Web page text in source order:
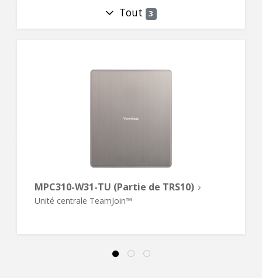
Tout 3
MPC310-W31-TU (Partie de TRS10)
Unité centrale TeamJoin™